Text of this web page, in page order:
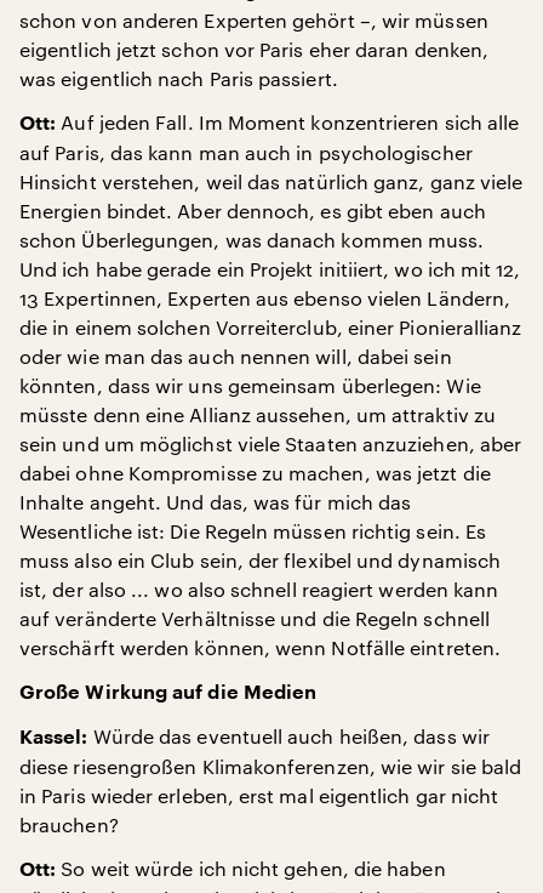
schon von anderen Experten gehört –, wir müssen
eigentlich jetzt schon vor Paris eher daran denken,
was eigentlich nach Paris passiert.
Ott: Auf jeden Fall. Im Moment konzentrieren sich alle
auf Paris, das kann man auch in psychologischer
Hinsicht verstehen, weil das natürlich ganz, ganz viele
Energien bindet. Aber dennoch, es gibt eben auch
schon Überlegungen, was danach kommen muss.
Und ich habe gerade ein Projekt initiiert, wo ich mit 12,
13 Expertinnen, Experten aus ebenso vielen Ländern,
die in einem solchen Vorreiterclub, einer Pionierallianz
oder wie man das auch nennen will, dabei sein
könnten, dass wir uns gemeinsam überlegen: Wie
müsste denn eine Allianz aussehen, um attraktiv zu
sein und um möglichst viele Staaten anzuziehen, aber
dabei ohne Kompromisse zu machen, was jetzt die
Inhalte angeht. Und das, was für mich das
Wesentliche ist: Die Regeln müssen richtig sein. Es
muss also ein Club sein, der flexibel und dynamisch
ist, der also ... wo also schnell reagiert werden kann
auf veränderte Verhältnisse und die Regeln schnell
verschärft werden können, wenn Notfälle eintreten.
Große Wirkung auf die Medien
Kassel: Würde das eventuell auch heißen, dass wir
diese riesengroßen Klimakonferenzen, wie wir sie bald
in Paris wieder erleben, erst mal eigentlich gar nicht
brauchen?
Ott: So weit würde ich nicht gehen, die haben